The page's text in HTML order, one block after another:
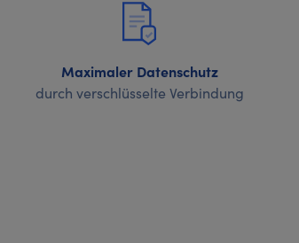
Maximaler Datenschutz
durch verschlüsselte Verbindung